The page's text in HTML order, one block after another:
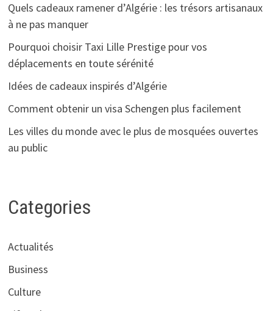
Quels cadeaux ramener d’Algérie : les trésors artisanaux
à ne pas manquer
Pourquoi choisir Taxi Lille Prestige pour vos
déplacements en toute sérénité
Idées de cadeaux inspirés d’Algérie
Comment obtenir un visa Schengen plus facilement
Les villes du monde avec le plus de mosquées ouvertes
au public
Categories
Actualités
Business
Culture